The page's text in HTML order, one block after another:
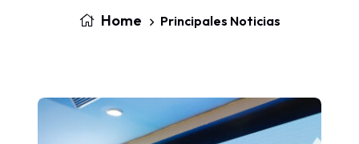
Home Principales Noticias